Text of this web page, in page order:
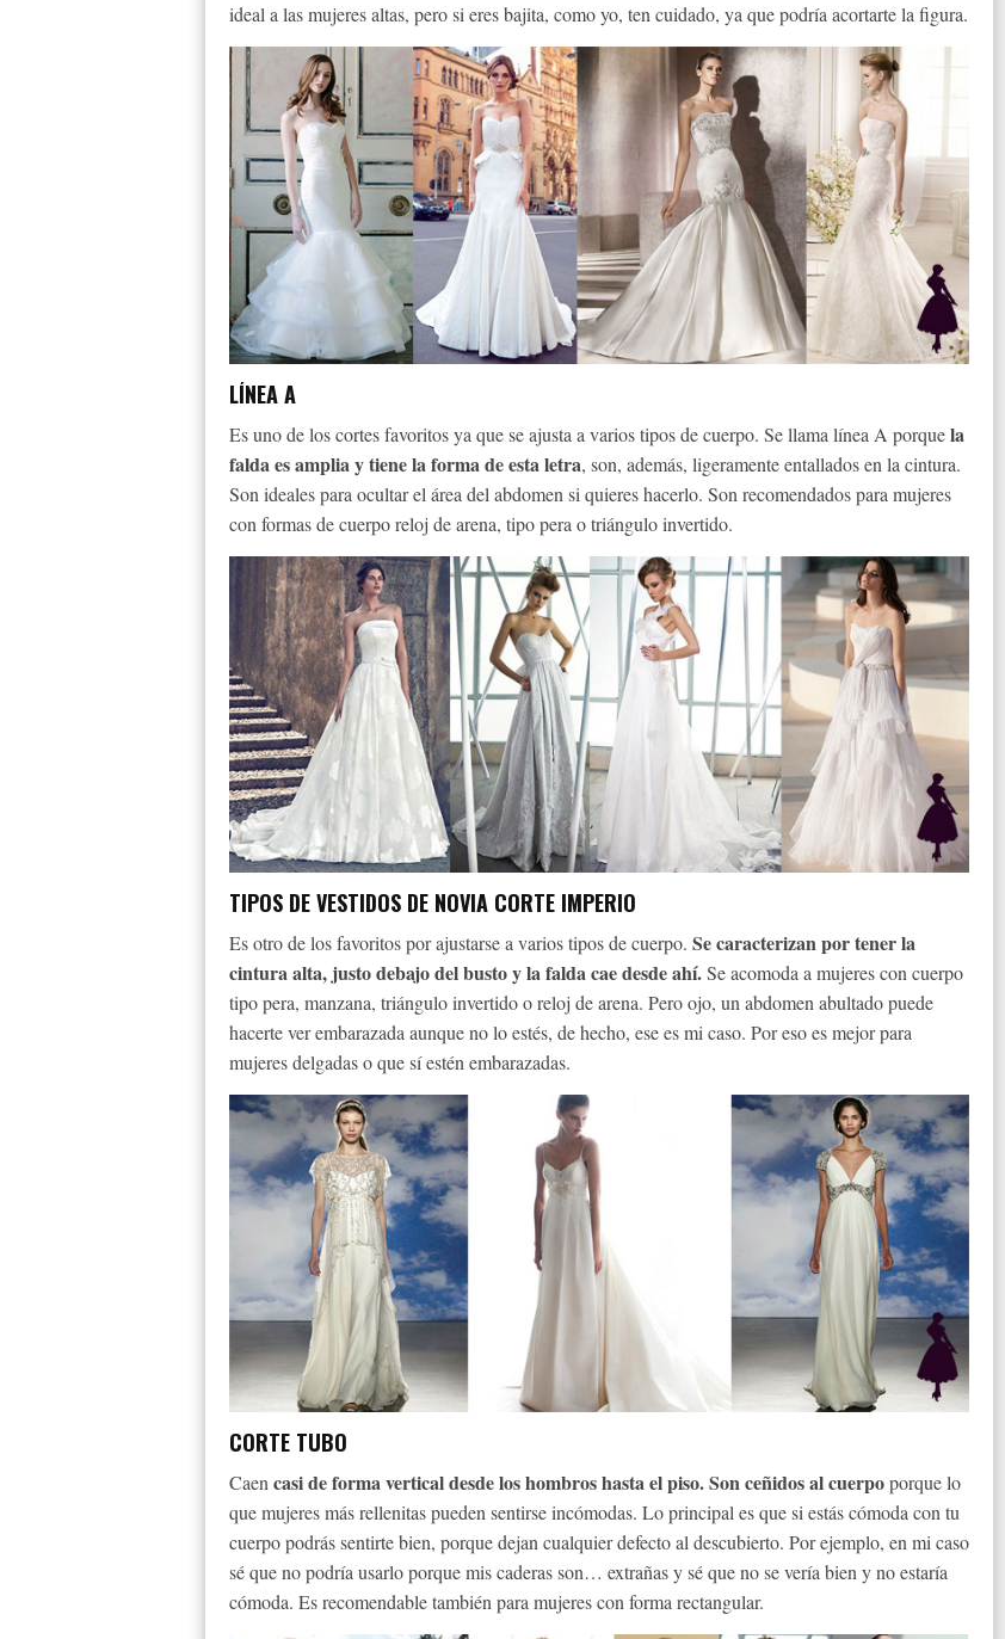
ideal a las mujeres altas, pero si eres bajita, como yo, ten cuidado, ya que podría acortarte la figura.
LÍNEA A
Es uno de los cortes favoritos ya que se ajusta a varios tipos de cuerpo. Se llama línea A porquela
falda es amplia y tiene la forma de esta letra, son, además, ligeramente entallados en la cintura.
Son ideales para ocultar el área del abdomen si quieres hacerlo. Son recomendados para mujeres
con formas de cuerpo reloj de arena, tipo pera o triángulo invertido.
TIPOS DE VESTIDOS DE NOVIA CORTE IMPERIO
Es otro de los favoritos por ajustarse a varios tipos de cuerpo. Se caracterizan por tener la
cintura alta, justo debajo del busto y la falda cae desde ahí.Se acomoda a mujeres con cuerpo
tipo pera, manzana, triángulo invertido o reloj de arena. Pero ojo, un abdomen abultado puede
hacerte ver embarazada aunque no lo estés, de hecho, ese es mi caso. Por eso es mejor para
mujeres delgadas o que sí estén embarazadas.
CORTE TUBO
Caen casi de forma vertical desde los hombros hasta el piso. Son ceñidos al cuerpoporque lo
que mujeres más rellenitas pueden sentirse incómodas. Lo principal es que si estás cómoda con tu
cuerpo podrás sentirte bien, porque dejan cualquier defecto al descubierto. Por ejemplo, en mi caso
sé que no podría usarlo porque mis caderas son… extrañas y sé que no se vería bien y no estaría
cómoda. Es recomendable también para mujeres con forma rectangular.